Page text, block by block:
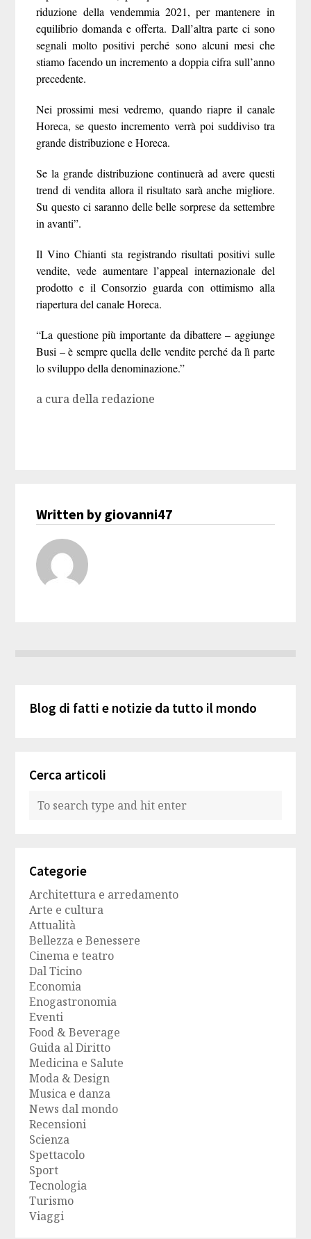
riduzione della vendemmia 2021, per mantenere in
equilibrio domanda e offerta. Dall’altra parte ci sono
segnali molto positivi perché sono alcuni mesi che
stiamo facendo un incremento a doppia cifra sull’anno
precedente.
Nei prossimi mesi vedremo, quando riapre il canale
Horeca, se questo incremento verrà poi suddiviso tra
grande distribuzione e Horeca.
Se la grande distribuzione continuerà ad avere questi
trend di vendita allora il risultato sarà anche migliore.
Su questo ci saranno delle belle sorprese da settembre
in avanti”.
Il Vino Chianti sta registrando risultati positivi sulle
vendite, vede aumentare l’appeal internazionale del
prodotto e il Consorzio guarda con ottimismo alla
riapertura del canale Horeca.
“La questione più importante da dibattere – aggiunge
Busi – è sempre quella delle vendite perché da lì parte
lo sviluppo della denominazione.”
a cura della redazione
Written by giovanni47
Blog di fatti e notizie da tutto il mondo
Cerca articoli
Categorie
Architettura e arredamento
Arte e cultura
Attualità
Bellezza e Benessere
Cinema e teatro
Dal Ticino
Economia
Enogastronomia
Eventi
Food & Beverage
Guida al Diritto
Medicina e Salute
Moda & Design
Musica e danza
News dal mondo
Recensioni
Scienza
Spettacolo
Sport
Tecnologia
Turismo
Viaggi